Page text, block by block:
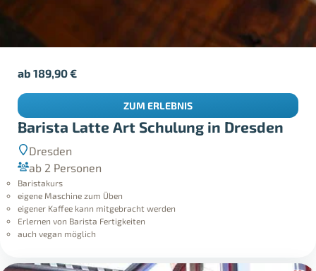
Barista Latte Art Schulung in Dresden
Dresden
ab 2 Personen
Baristakurs
eigene Maschine zum Üben
eigener Kaffee kann mitgebracht werden
Erlernen von Barista Fertigkeiten
auch vegan möglich
ab189,90€
ZUM ERLEBNIS